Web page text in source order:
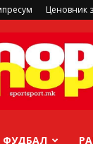
Ценовник
ФУДБАЛ